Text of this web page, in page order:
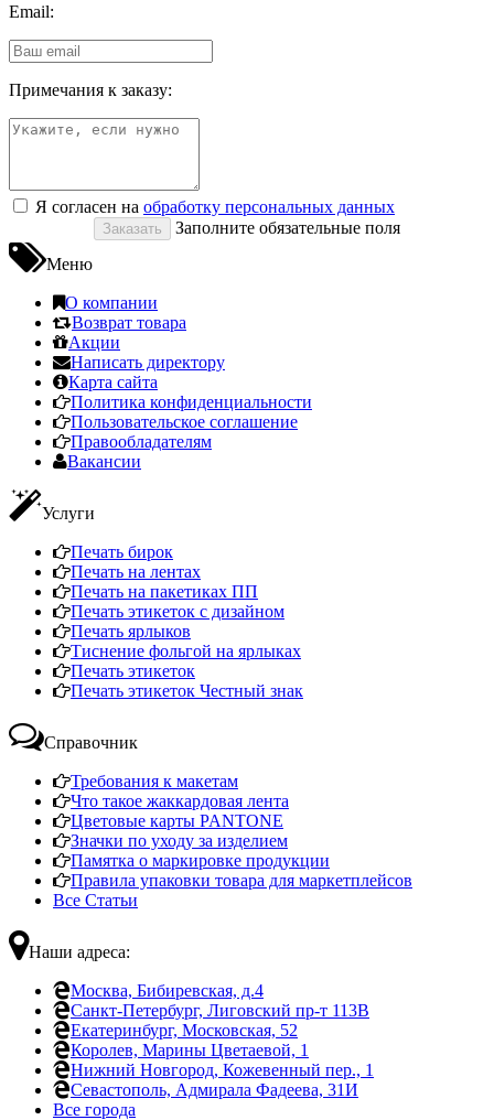
Email:
Примечания к заказу:
Я согласен на обработку персональных данных
Заполните обязательные поля
Меню
О компании
Возврат товара
Акции
Написать директору
Карта сайта
Политика конфиденциальности
Пользовательское соглашение
Правообладателям
Вакансии
Услуги
Печать бирок
Печать на лентах
Печать на пакетиках ПП
Печать этикеток с дизайном
Печать ярлыков
Тиснение фольгой на ярлыках
Печать этикеток
Печать этикеток Честный знак
Справочник
Требования к макетам
Что такое жаккардовая лента
Цветовые карты PANTONE
Значки по уходу за изделием
Памятка о маркировке продукции
Правила упаковки товара для маркетплейсов
Все Статьи
Наши адреса:
Москва, Бибиревская, д.4
Санкт-Петербург, Лиговский пр-т 113В
Екатеринбург, Московская, 52
Королев, Марины Цветаевой, 1
Нижний Новгород, Кожевенный пер., 1
Севастополь, Адмирала Фадеева, 31И
Все города